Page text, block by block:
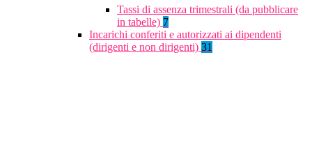
Tassi di assenza trimestrali (da pubblicare
in tabelle) 7
Incarichi conferiti e autorizzati ai dipendenti
(dirigenti e non dirigenti) 31